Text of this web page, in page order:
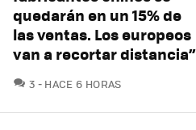
quedarán en un 15% de
las ventas. Los europeos
van a recortar distancia”
3 COMENTARIOS
HACE 6 HORAS